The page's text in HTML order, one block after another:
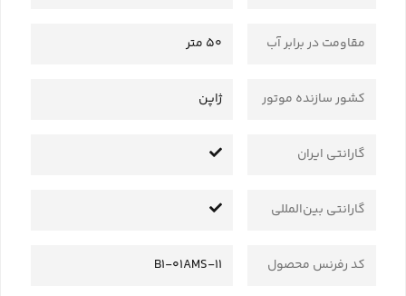
مقاومت در برابر آب 50 متر
کشور سازنده موتور ژاپن
گارانتی ایران
گارانتی بین‌المللی
کد رفرنس محصول 11-B1-01AMS